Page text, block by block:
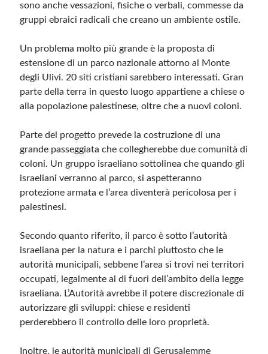
sono anche vessazioni, fisiche o verbali, commesse da
gruppi ebraici radicali che creano un ambiente ostile.
Un problema molto più grande è la proposta di
estensione di un parco nazionale attorno al Monte
degli Ulivi. 20 siti cristiani sarebbero interessati. Gran
parte della terra in questo luogo appartiene a chiese o
alla popolazione palestinese, oltre che a nuovi coloni.
Parte del progetto prevede la costruzione di una
grande passeggiata che collegherebbe due comunità di
coloni. Un gruppo israeliano sottolinea che quando gli
israeliani verranno al parco, si aspetteranno
protezione armata e l’area diventerà pericolosa per i
palestinesi.
Secondo quanto riferito, il parco è sotto l’autorità
israeliana per la natura e i parchi piuttosto che le
autorità municipali, sebbene l’area si trovi nei territori
occupati, legalmente al di fuori dell’ambito della legge
israeliana. L’Autorità avrebbe il potere discrezionale di
autorizzare gli sviluppi: chiese e residenti
perderebbero il controllo delle loro proprietà.
Inoltre, le autorità municipali di Gerusalemme